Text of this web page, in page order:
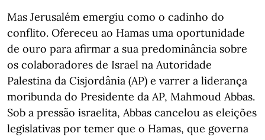
Mas Jerusalém emergiu como o cadinho do
conflito. Ofereceu ao Hamas uma oportunidade
de ouro para afirmar a sua predominância sobre
os colaboradores de Israel na Autoridade
Palestina da Cisjordânia (AP) e varrer a liderança
moribunda do Presidente da AP, Mahmoud Abbas.
Sob a pressão israelita, Abbas cancelou as eleições
legislativas por temer que o Hamas, que governa